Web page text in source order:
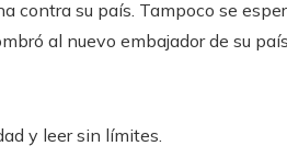
contra su país. Tampoco se
al nuevo embajador de su
y leer sin límites.